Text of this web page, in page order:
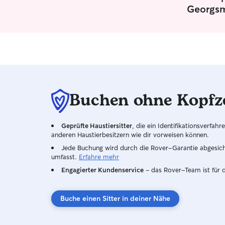
Buchen ohne
Geprüfte Haustiersitter , die ein
anderen Haustierbesitzern wie dir vorweisen können.
Jede Buchung wird durch die Rover-Garantie
umfasst. Erfahre mehr
Engagierter Kundenservice – das Rover-Team ist für
Buche einen Sitter in deiner Nähe